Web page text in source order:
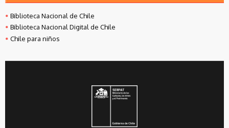
Biblioteca Nacional de Chile
Biblioteca Nacional Digital de Chile
Chile para niños